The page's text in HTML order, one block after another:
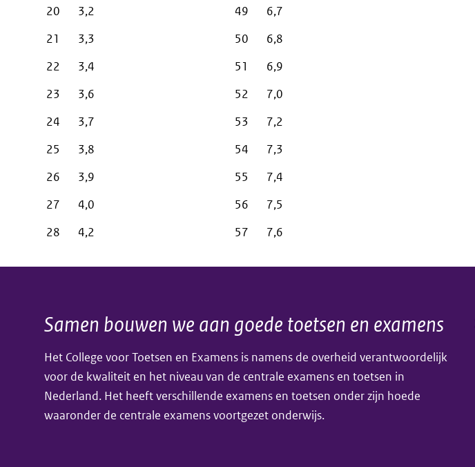
20
3,2
21
3,3
22
3,4
23
3,6
24
3,7
25
3,8
26
3,9
27
4,0
28
4,2
49
6,7
50
6,8
51
6,9
52
7,0
53
7,2
54
7,3
55
7,4
56
7,5
57
7,6
Algemene
informatie
Samen bouwen we aan goede toetsen en examens
Het College voor Toetsen en Examens is namens de overheid verantwoordelijk
voor de kwaliteit en het niveau van de centrale examens en toetsen in
Nederland. Het heeft verschillende examens en toetsen onder zijn hoede
waaronder de centrale examens voortgezet onderwijs.